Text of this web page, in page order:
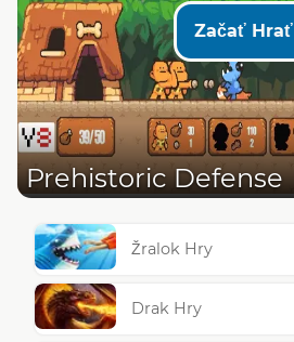
Začať Hrať
Prehistoric Defense
Žralok Hry
Drak Hry